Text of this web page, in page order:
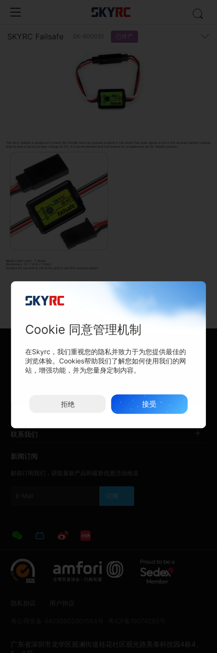
SKYRC Failsafe SK-600051 已停产
The micro failsafe is designed to return the throttle servo to a preset position in the event that radio signal is lost or the receiver battery voltage
drops below a factory preset voltage (4.2V). It is recommended that half brakes be programmed as the failsafe position.
Weight (with cord) : 7 Grams
Dimensions : 21 x 14.8 x 7.3mm
Suitable for use with 4-cell (4.8v) and 5-cell (6V) receiver packs
关于SKYRC
联系我们
新闻订阅
邮箱订阅我们，获取最新产品和最新优惠活动推送
订阅
隐私协议 用户协议
广东省深圳市龙华区观澜街道桂花社区观光路美泰科技园4栋4、
Cookie 同意管理机制
在Skyrc，我们重视您的隐私并致力于为您提供最佳的
浏览体验。Cookies帮助我们了解您如何使用我们的网
站，增强功能，并为您量身定制内容。
拒绝 接受